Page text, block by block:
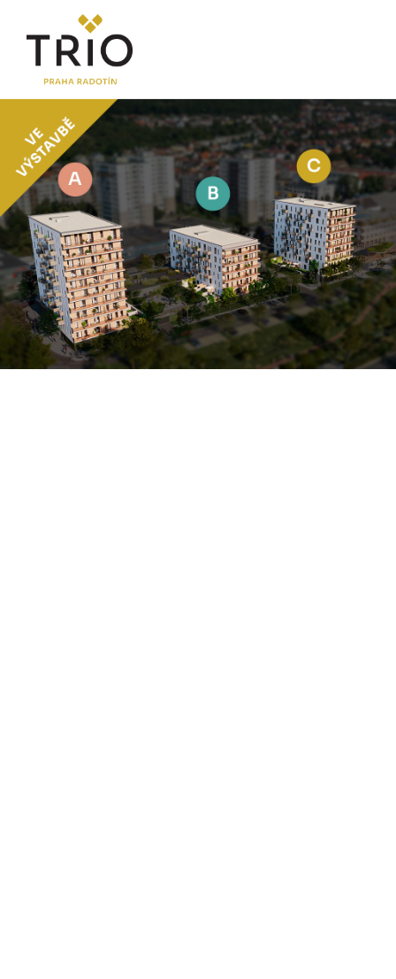
O PROJEKTU
Proč TRIO Radotín
FAQ sekce
Novinky
Postup koupě a financování
LOKALITA
CENÍK
Byty